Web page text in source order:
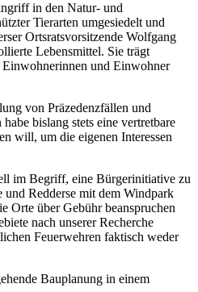
in den Natur- und
Tierarten umgesiedelt und
Ortsratsvorsitzende Wolfgang
Lebensmittel. Sie trägt
und Einwohner
von Präzedenzfällen und
bislang stets eine vertretbare
will, um die eigenen Interessen
im Begriff, eine Bürgerinitiative zu
Redderse mit dem Windpark
Orte über Gebühr beanspruchen
nach unserer Recherche
Feuerwehren faktisch weder
Bauplanung in einem